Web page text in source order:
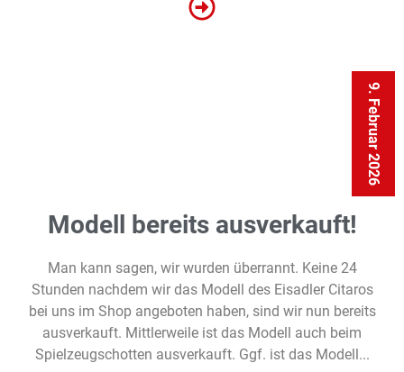
9. Februar 2026
Modell bereits ausverkauft!
Man kann sagen, wir wurden überrannt. Keine 24
Stunden nachdem wir das Modell des Eisadler Citaros
bei uns im Shop angeboten haben, sind wir nun bereits
ausverkauft. Mittlerweile ist das Modell auch beim
Spielzeugschotten ausverkauft. Ggf. ist das Modell...